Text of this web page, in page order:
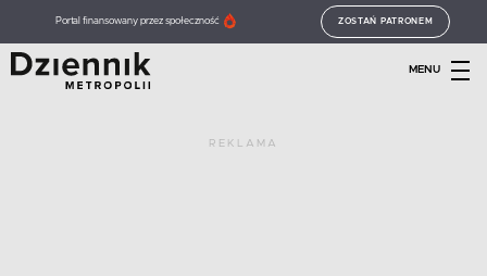
Portal finansowany przez społeczność ZOSTAŃ PATRONEM
MENU
REKLAMA